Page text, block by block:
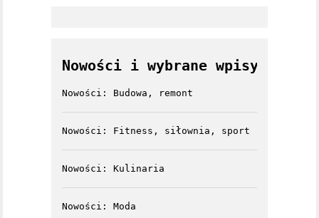
Nowości i wybrane wpisy
Nowości: Budowa, remont
Nowości: Fitness, siłownia, sport
Nowości: Kulinaria
Nowości: Moda